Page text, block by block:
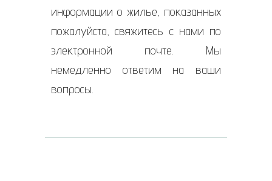
информации о жилье, показанных
пожалуйста, свяжитесь с нами по
электронной почте. Мы
немедленно ответим на ваши
вопросы.